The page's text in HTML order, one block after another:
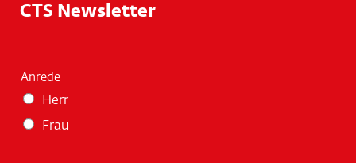
CTS Newsletter
Anrede
Herr
Frau